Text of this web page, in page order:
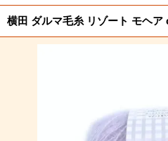
横田 ダルマ毛糸 リゾート モヘア